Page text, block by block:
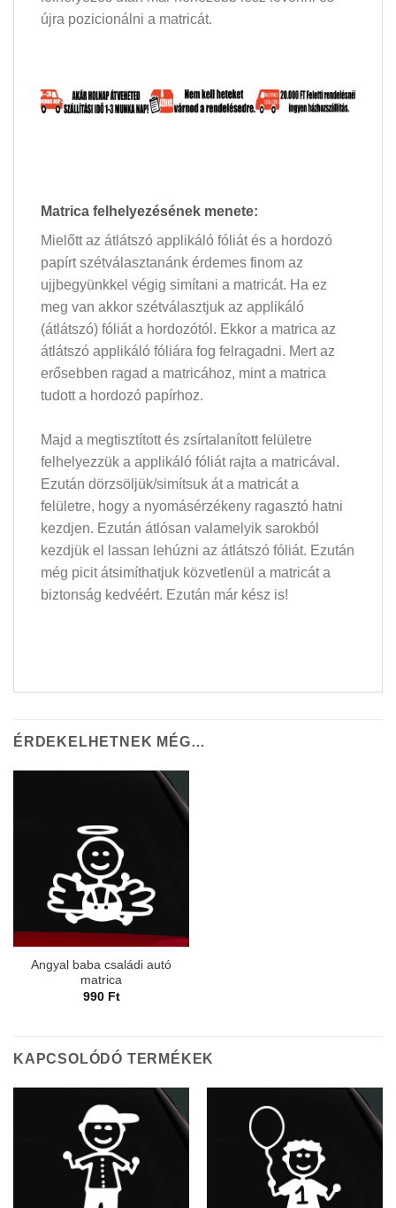
újra pozicionálni a matricát.
Matrica felhelyezésének menete:
Mielőtt az átlátszó applikáló fóliát és a hordozó
papírt szétválasztanánk érdemes finom az
ujjbegyünkkel végig simítani a matricát. Ha ez
meg van akkor szétválasztjuk az applikáló
(átlátszó) fóliát a hordozótól. Ekkor a matrica az
átlátszó applikáló fóliára fog felragadni. Mert az
erősebben ragad a matricához, mint a matrica
tudott a hordozó papírhoz.
Majd a megtisztított és zsírtalanított felületre
felhelyezzük a applikáló fóliát rajta a matricával.
Ezután dörzsöljük/simítsuk át a matricát a
felületre, hogy a nyomásérzékeny ragasztó hatni
kezdjen. Ezután átlósan valamelyik sarokból
kezdjük el lassan lehúzni az átlátszó fóliát. Ezután
még picit átsimíthatjuk közvetlenül a matricát a
biztonság kedvéért. Ezután már kész is!
ÉRDEKELHETNEK MÉG…
Angyal baba családi autó
matrica
990 Ft
KAPCSOLÓDÓ TERMÉKEK